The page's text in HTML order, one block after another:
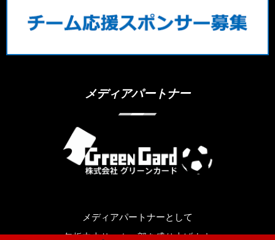
メディアパートナー
メディアパートナーとして
矢板中央サッカー部を盛り上げます